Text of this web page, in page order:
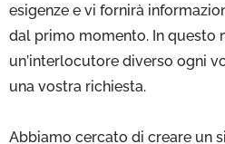
esigenze e vi fornirà
dal primo momento. In questo
un’interlocutore diverso ogni
una vostra richiesta.
Abbiamo cercato di creare un